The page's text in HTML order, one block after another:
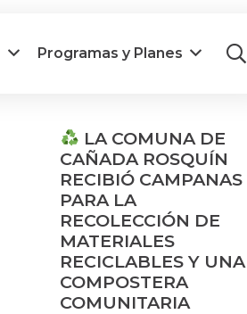
Programas y Planes
LA COMUNA DE
CAÑADA ROSQUÍN
RECIBIÓ CAMPANAS
PARA LA
RECOLECCIÓN DE
MATERIALES
RECICLABLES Y UNA
COMPOSTERA
COMUNITARIA